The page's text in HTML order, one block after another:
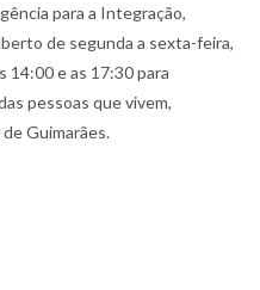
para a Integração,
de segunda a sexta-feira,
14:00 e as 17:30 para
pessoas que vivem,
Guimarães.